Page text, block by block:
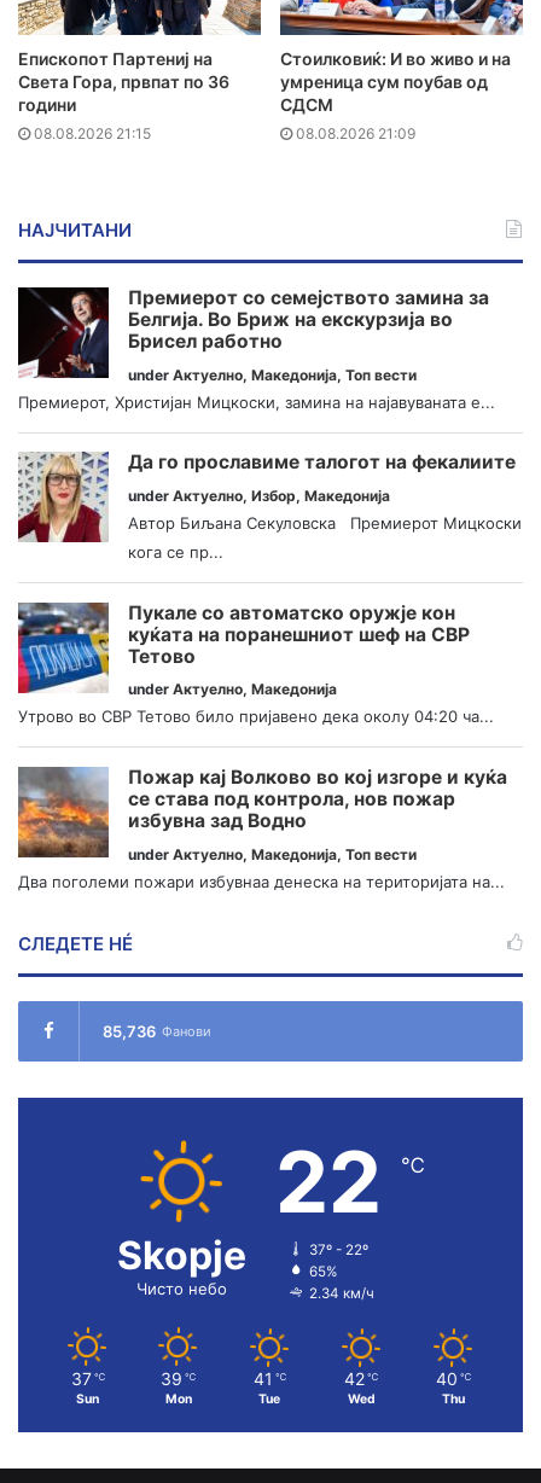
Епископот Партениј на
Света Гора, првпат по 36
години
08.08.2026 21:15
Стоилковиќ: И во живо и на
умреница сум поубав од
СДСМ
08.08.2026 21:09
НАЈЧИТАНИ
Премиерот со семејството замина за
Белгија. Во Бриж на екскурзија во
Брисел работно
under Актуелно, Македонија, Топ вести
Премиерот, Христијан Мицкоски, замина на најавуваната е...
Да го прославиме талогот на фекалиите
under Актуелно, Избор, Македонија
Автор Биљана Секуловска Премиерот Мицкоски
кога се пр...
Пукале со автоматско оружје кон
куќата на поранешниот шеф на СВР
Тетово
under Актуелно, Македонија
Утрово во СВР Тетово било пријавено дека околу 04:20 ча...
Пожар кај Волково во кој изгоре и куќа
се става под контрола, нов пожар
избувна зад Водно
under Актуелно, Македонија, Топ вести
Два поголеми пожари избувнаа денеска на територијата на...
СЛЕДЕТЕ НÉ
85,736 Фанови
Skopje
Чисто небо
22 ℃
37º - 22º
65%
2.34 км/ч
37 ℃
Sun
39 ℃
Mon
41 ℃
Tue
42 ℃
Wed
40 ℃
Thu